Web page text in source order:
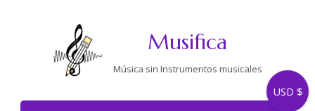
Musifica
Música sin Instrumentos musicales
USD $